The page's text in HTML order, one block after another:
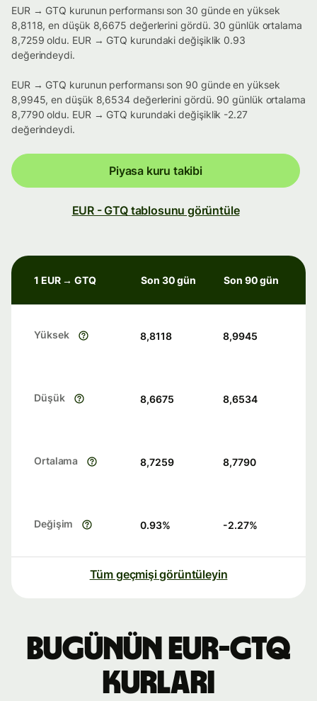
EUR → GTQ kurunun performansı son 30 günde en yüksek
8,8118, en düşük 8,6675 değerlerini gördü. 30 günlük ortalama
8,7259 oldu. EUR → GTQ kurundaki değişiklik 0.93
değerindeydi.
EUR → GTQ kurunun performansı son 90 günde en yüksek
8,9945, en düşük 8,6534 değerlerini gördü. 90 günlük ortalama
8,7790 oldu. EUR → GTQ kurundaki değişiklik -2.27
değerindeydi.
Piyasa kuru takibi
EUR - GTQ tablosunu görüntüle
1 EUR → GTQ Son 30 gün Son 90 gün
Yüksek 8,8118 8,9945
Düşük 8,6675 8,6534
Ortalama 8,7259 8,7790
Değişim 0.93% -2.27%
Tüm geçmişi görüntüleyin
Bugünün EUR-GTQ
kurları